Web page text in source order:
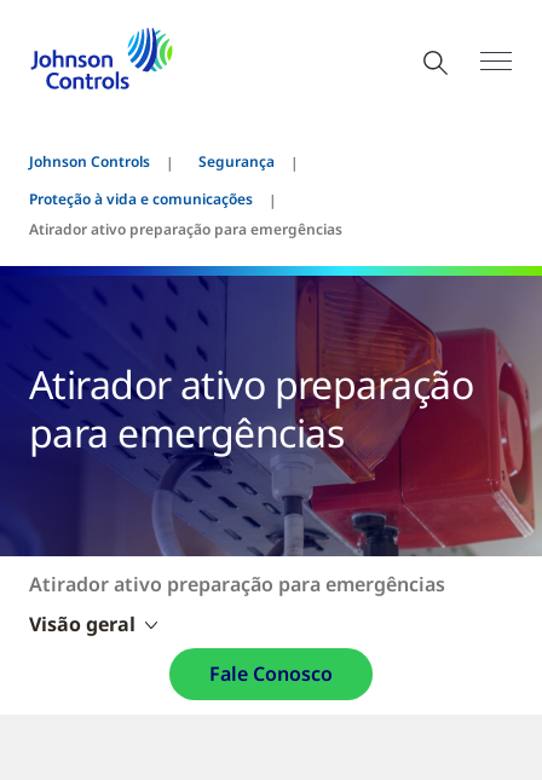
Johnson Controls
Segurança
Proteção à vida e comunicações
Atirador ativo preparação para emergências
Atirador ativo preparação
para emergências
Atirador ativo preparação para emergências
Visão geral
Fale Conosco